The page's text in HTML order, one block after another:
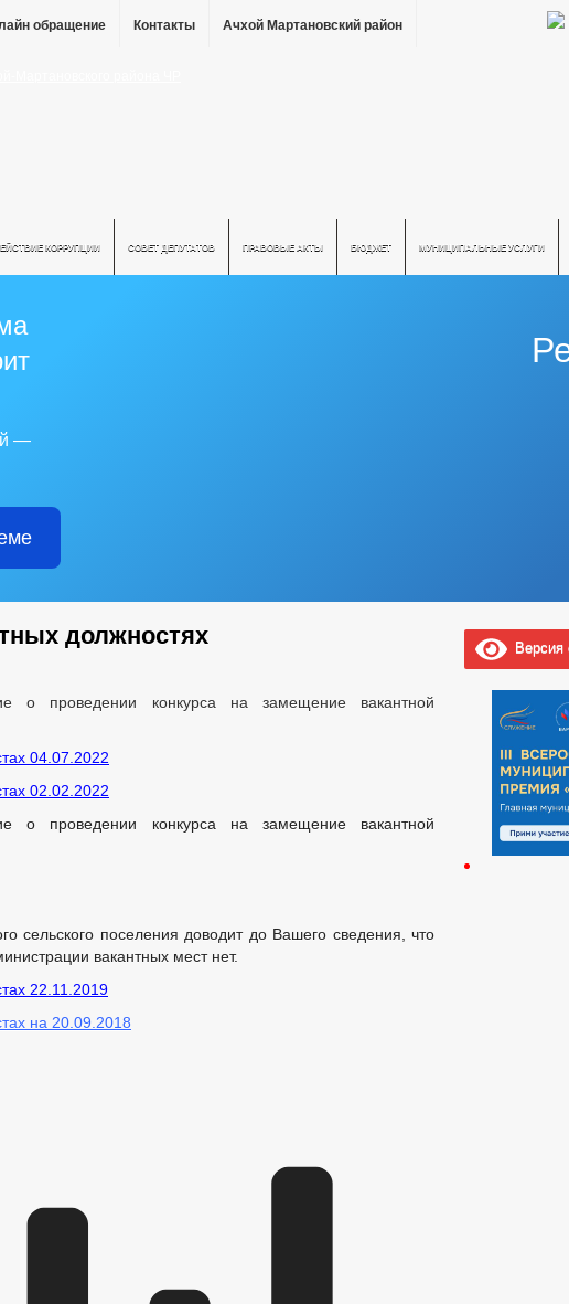
обращение Контакты Ачхой Мартановский район
КОРРУПЦИИ СОВЕТ ДЕПУТАТОВ ПРАВОВЫЕ АКТЫ БЮДЖЕТ МУНИЦИПАЛЬНЫЕ УСЛУГИ
—
должностях
о проведении конкурса на замещение вакантной
04.07.2022
02.02.2022
о проведении конкурса на замещение вакантной
сельского поселения доводит до Вашего сведения, что
вакантных мест нет.
22.11.2019
на 20.09.2018
Версия